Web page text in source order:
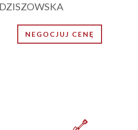
NEGOCJUJ CENĘ